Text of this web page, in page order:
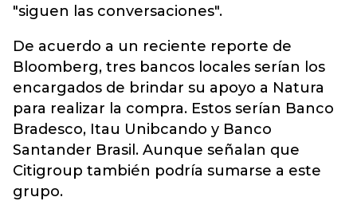
"siguen las conversaciones".
De acuerdo a un reciente reporte de
Bloomberg, tres bancos locales serían los
encargados de brindar su apoyo a Natura
para realizar la compra. Estos serían Banco
Bradesco, Itau Unibcando y Banco
Santander Brasil. Aunque señalan que
Citigroup también podría sumarse a este
grupo.